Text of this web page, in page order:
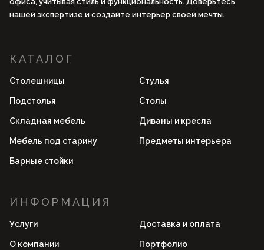
нашей экспертизе и создайте интерьер своей мечты.
КАТАЛОГ
Столешницы Стулья
Подстолья Столы
Складная мебель Диваны и кресла
Мебель под старину Предметы интерьера
Барные стойки
ИНФОРМАЦИЯ
Услуги Доставка и оплата
О компании Портфолио